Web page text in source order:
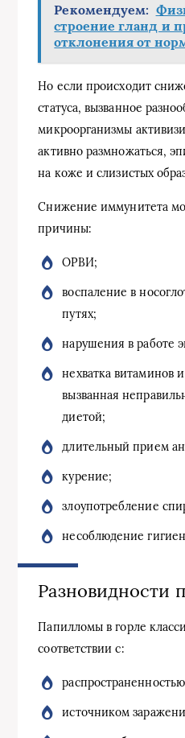
Рекомендуем:
строение гланд и
отклонения от
Но если происходит
статуса, вызванное
микроорганизмы
активно размножаться,
на коже и слизистых
Снижение иммунитета
причины:
ОРВИ;
воспаление в
путях;
нарушения в работе
нехватка витаминов
вызванная
диетой;
длительный прием
курение;
злоупотребление
несоблюдение
Разновидности
Папилломы в горле
соответствии с:
источником